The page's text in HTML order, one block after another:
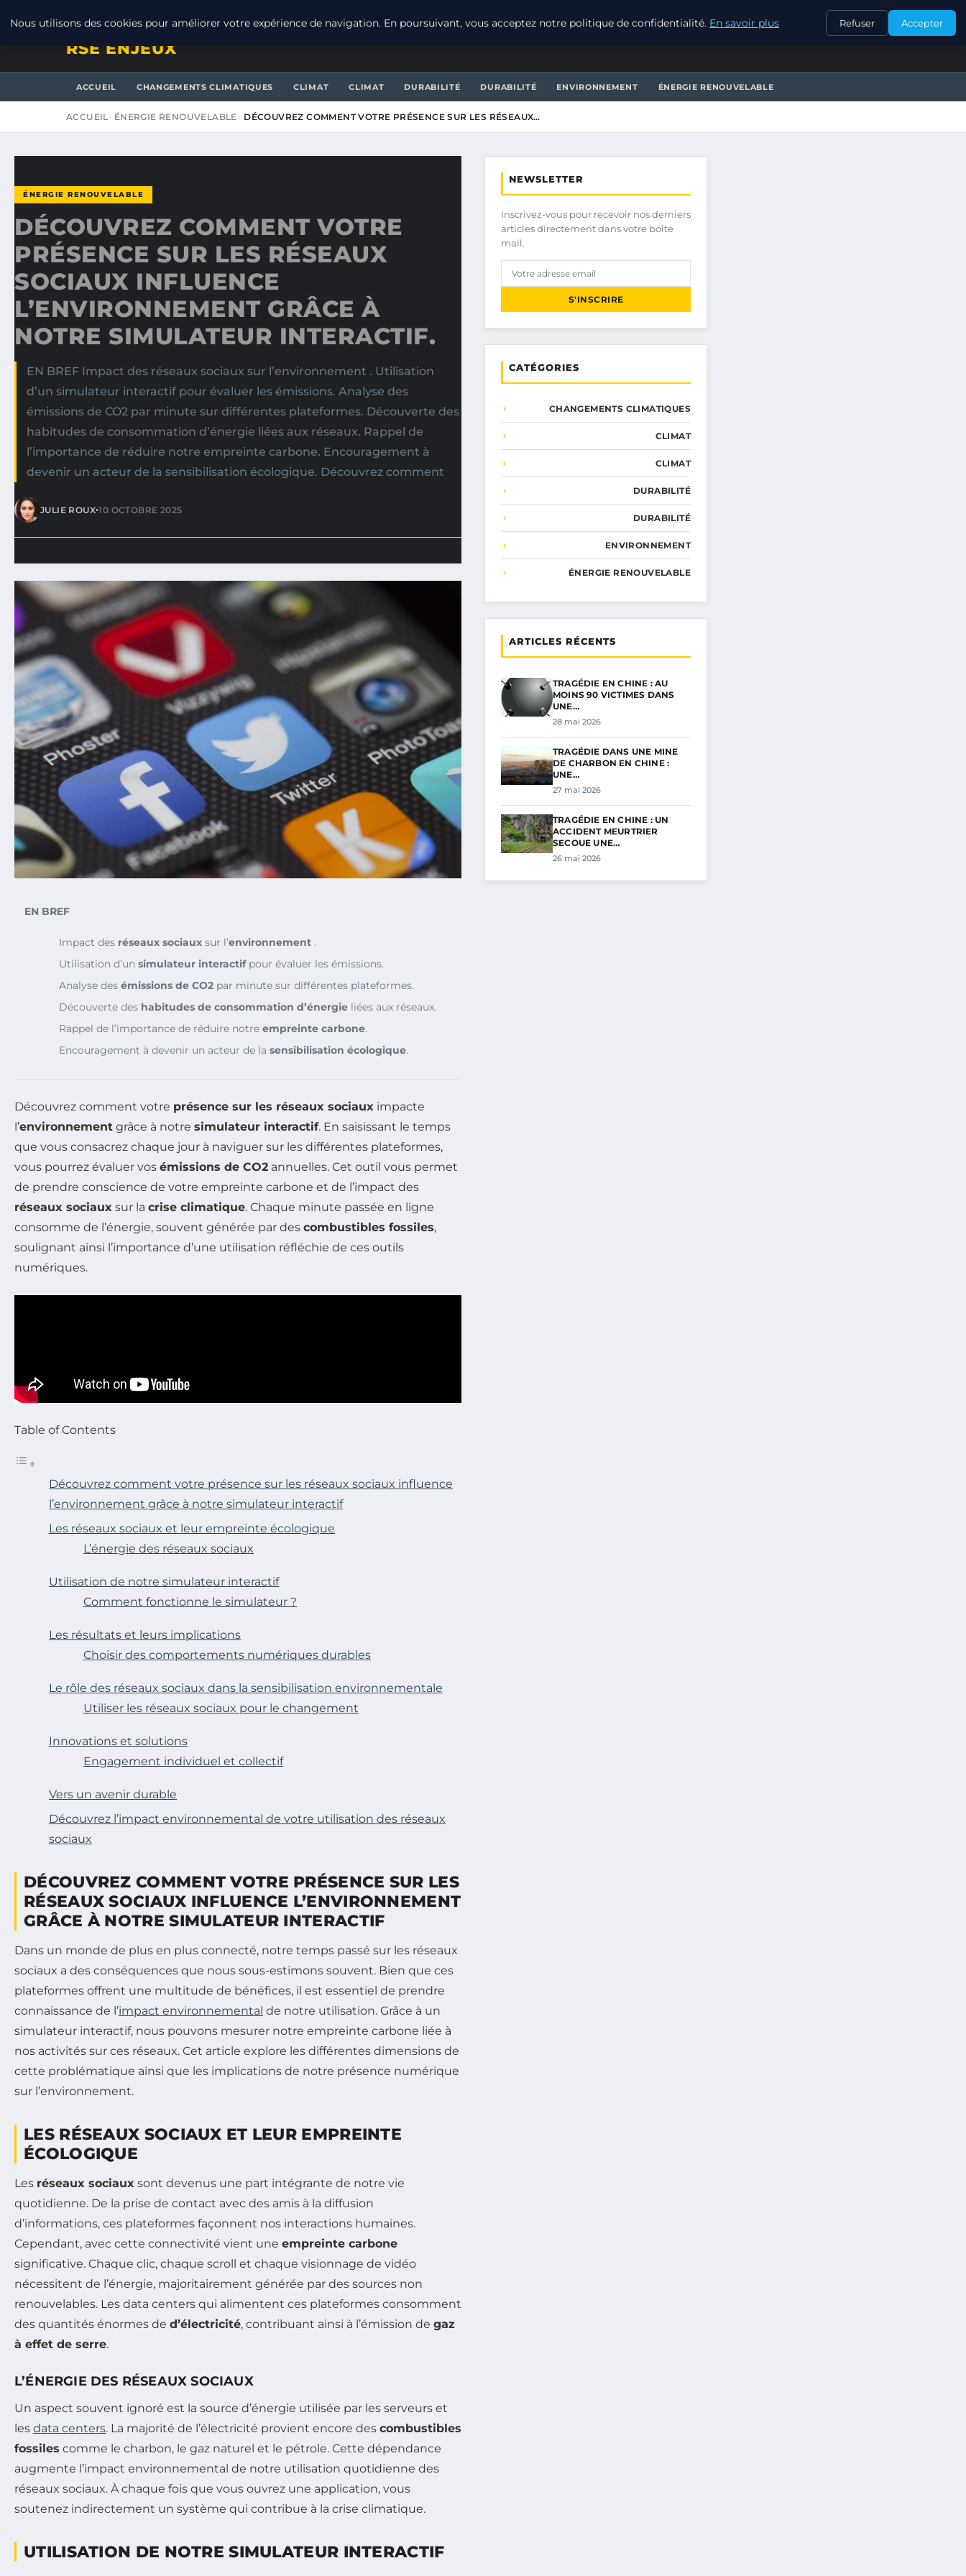
CONTACT
RSE ENJEUX
ACCUEIL CHANGEMENTS CLIMATIQUES CLIMAT CLIMAT DURABILITÉ DURABILITÉ ENVIRONNEMENT ÉNERGIE RENOUVELABLE
ACCUEIL ÉNERGIE RENOUVELABLE DÉCOUVREZ COMMENT VOTRE PRÉSENCE SUR LES RÉSEAUX…
ÉNERGIE RENOUVELABLE
DÉCOUVREZ COMMENT VOTRE
PRÉSENCE SUR LES RÉSEAUX
SOCIAUX INFLUENCE
L’ENVIRONNEMENT GRÂCE À
NOTRE SIMULATEUR INTERACTIF.
EN BREF Impact des réseaux sociaux sur l’environnement . Utilisation
d’un simulateur interactif pour évaluer les émissions. Analyse des
émissions de CO2 par minute sur différentes plateformes. Découverte des
habitudes de consommation d’énergie liées aux réseaux. Rappel de
l’importance de réduire notre empreinte carbone. Encouragement à
devenir un acteur de la sensibilisation écologique. Découvrez comment
JULIE ROUX•10 OCTOBRE 2025
EN BREF
Impact des réseaux sociaux sur l’environnement .
Utilisation d’un simulateur interactifpour évaluer les émissions.
Analyse des émissions de CO2 par minute sur différentes plateformes.
Découverte des habitudes de consommation d’énergie liées aux réseaux.
Rappel de l’importance de réduire notre empreinte carbone.
Encouragement à devenir un acteur de la sensibilisation écologique.
Découvrez comment votre présence sur les réseaux sociaux impacte
l’environnement grâce à notre simulateur interactif. En saisissant le temps
que vous consacrez chaque jour à naviguer sur les différentes plateformes,
vous pourrez évaluer vos émissions de CO2 annuelles. Cet outil vous permet
de prendre conscience de votre empreinte carbone et de l’impact des
réseaux sociaux sur la crise climatique. Chaque minute passée en ligne
consomme de l’énergie, souvent générée par des combustibles fossiles,
soulignant ainsi l’importance d’une utilisation réfléchie de ces outils
numériques.
Table of Contents
Découvrez comment votre présence sur les réseaux sociaux influence
l’environnement grâce à notre simulateur interactif
Les réseaux sociaux et leur empreinte écologique
L’énergie des réseaux sociaux
Utilisation de notre simulateur interactif
Comment fonctionne le simulateur ?
Les résultats et leurs implications
Choisir des comportements numériques durables
Le rôle des réseaux sociaux dans la sensibilisation environnementale
Utiliser les réseaux sociaux pour le changement
Innovations et solutions
Engagement individuel et collectif
Vers un avenir durable
Découvrez l’impact environnemental de votre utilisation des réseaux
sociaux
DÉCOUVREZ COMMENT VOTRE PRÉSENCE SUR LES
RÉSEAUX SOCIAUX INFLUENCE L’ENVIRONNEMENT
GRÂCE À NOTRE SIMULATEUR INTERACTIF
Dans un monde de plus en plus connecté, notre temps passé sur les réseaux
sociaux a des conséquences que nous sous-estimons souvent. Bien que ces
plateformes offrent une multitude de bénéfices, il est essentiel de prendre
connaissance de l’impact environnemental de notre utilisation. Grâce à un
simulateur interactif, nous pouvons mesurer notre empreinte carbone liée à
nos activités sur ces réseaux. Cet article explore les différentes dimensions de
cette problématique ainsi que les implications de notre présence numérique
sur l’environnement.
LES RÉSEAUX SOCIAUX ET LEUR EMPREINTE
ÉCOLOGIQUE
Les réseaux sociaux sont devenus une part intégrante de notre vie
quotidienne. De la prise de contact avec des amis à la diffusion
d’informations, ces plateformes façonnent nos interactions humaines.
Cependant, avec cette connectivité vient une empreinte carbone
significative. Chaque clic, chaque scroll et chaque visionnage de vidéo
nécessitent de l’énergie, majoritairement générée par des sources non
renouvelables. Les data centers qui alimentent ces plateformes consomment
des quantités énormes de d’électricité, contribuant ainsi à l’émission de gaz
à effet de serre.
L’ÉNERGIE DES RÉSEAUX SOCIAUX
Un aspect souvent ignoré est la source d’énergie utilisée par les serveurs et
les data centers. La majorité de l’électricité provient encore des combustibles
fossiles comme le charbon, le gaz naturel et le pétrole. Cette dépendance
augmente l’impact environnemental de notre utilisation quotidienne des
réseaux sociaux. À chaque fois que vous ouvrez une application, vous
soutenez indirectement un système qui contribue à la crise climatique.
UTILISATION DE NOTRE SIMULATEUR INTERACTIF
NEWSLETTER
Inscrivez-vous pour recevoir nos derniers
articles directement dans votre boîte
mail.
S'INSCRIRE
CATÉGORIES
CHANGEMENTS CLIMATIQUES
CLIMAT
CLIMAT
DURABILITÉ
DURABILITÉ
ENVIRONNEMENT
ÉNERGIE RENOUVELABLE
ARTICLES RÉCENTS
TRAGÉDIE EN CHINE : AU
MOINS 90 VICTIMES DANS
UNE…
28 mai 2026
TRAGÉDIE DANS UNE MINE
DE CHARBON EN CHINE :
UNE…
27 mai 2026
TRAGÉDIE EN CHINE : UN
ACCIDENT MEURTRIER
SECOUE UNE…
26 mai 2026
Nous utilisons des cookies pour améliorer votre expérience de navigation. En poursuivant, vous acceptez notre politique de confidentialité. En savoir plus Refuser Accepter